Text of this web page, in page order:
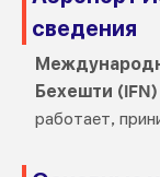
сведения
Бехешти (IFN)
работает,